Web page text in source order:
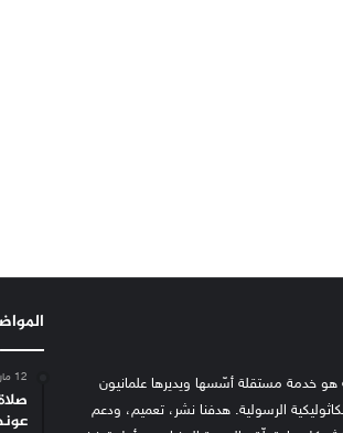
هو خدمة مستقلة أسّسها ويديرها علمانيون
الرسولية. هدفنا نشر، تعميم، ودعم
12 مارس، 2018